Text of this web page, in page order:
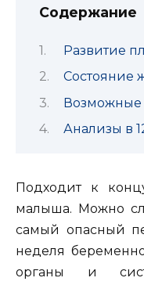
Содержание
Развитие
Состояние
Возможные
Анализы в
Подходит к
малыша. Можно
самый опасный
неделя
органы и